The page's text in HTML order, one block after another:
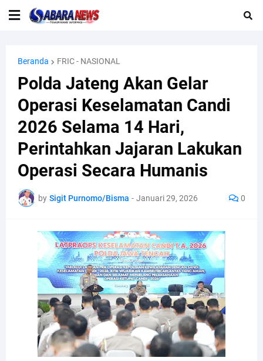
Beranda FRIC - NASIONAL
Polda Jateng Akan Gelar
Operasi Keselamatan Candi
2026 Selama 14 Hari,
Perintahkan Jajaran Lakukan
Operasi Secara Humanis
by Sigit Purnomo/Bisma - Januari 29, 2026 0